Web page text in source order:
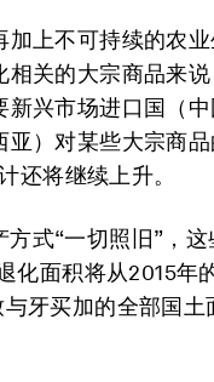
上不可持续的农
关的大宗商品来
兴市场进口国（
）对某些大宗商
还将继续上升。
式“一切照旧”，
化面积将从2015年
牙买加的全部国土